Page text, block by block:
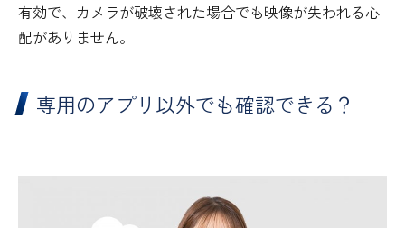
有効で、カメラが破壊された場合でも映像が失われる心
配がありません。
専用のアプリ以外でも確認できる？